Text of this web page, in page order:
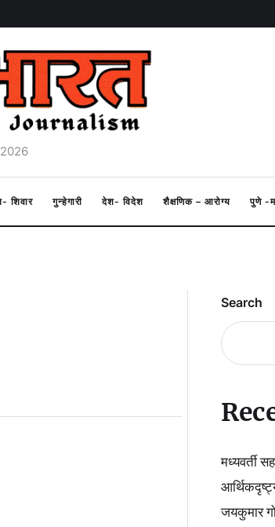
शिवार गुन्हेगारी देश- विदेश शैक्षणिक – आरोग्य पुणे -
Search
मध्यवर्ती
जयकुमार